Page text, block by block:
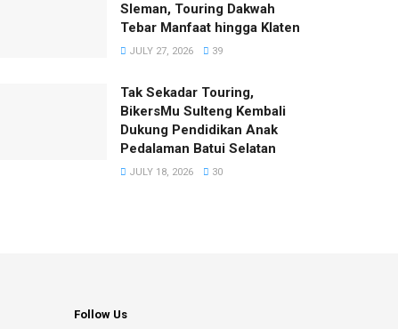
Sleman, Touring Dakwah
Tebar Manfaat hingga Klaten
JULY 27, 2026 39
Tak Sekadar Touring,
BikersMu Sulteng Kembali
Dukung Pendidikan Anak
Pedalaman Batui Selatan
JULY 18, 2026 30
Follow Us